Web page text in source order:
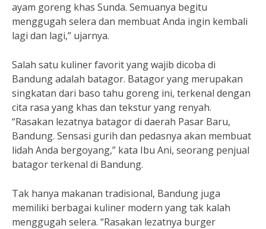
ayam goreng khas Sunda. Semuanya begitu
menggugah selera dan membuat Anda ingin kembali
lagi dan lagi,” ujarnya.
Salah satu kuliner favorit yang wajib dicoba di
Bandung adalah batagor. Batagor yang merupakan
singkatan dari baso tahu goreng ini, terkenal dengan
cita rasa yang khas dan tekstur yang renyah.
“Rasakan lezatnya batagor di daerah Pasar Baru,
Bandung. Sensasi gurih dan pedasnya akan membuat
lidah Anda bergoyang,” kata Ibu Ani, seorang penjual
batagor terkenal di Bandung.
Tak hanya makanan tradisional, Bandung juga
memiliki berbagai kuliner modern yang tak kalah
menggugah selera. “Rasakan lezatnya burger